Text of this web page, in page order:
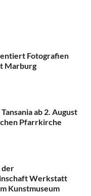
Fotografien
Marburg
ab 2. August
Pfarrkirche
der
Werkstatt
Kunstmuseum